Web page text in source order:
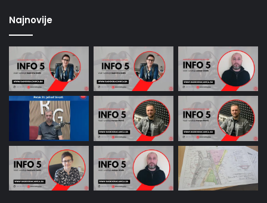
Najnovije